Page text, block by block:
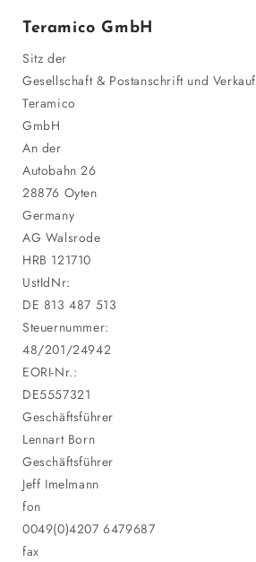
Teramico GmbH
Sitz der
Gesellschaft & Postanschrift und Verkauf
Teramico
GmbH
An der
Autobahn 26
28876 Oyten
Germany
AG Walsrode
HRB 121710
UstIdNr:
DE 813 487 513
Steuernummer:
48/201/24942
EORI-Nr.:
DE5557321
Geschäftsführer
Lennart Born
Geschäftsführer
Jeff Imelmann
fon
0049(0)4207 6479687
fax